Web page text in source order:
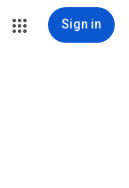
Sign in